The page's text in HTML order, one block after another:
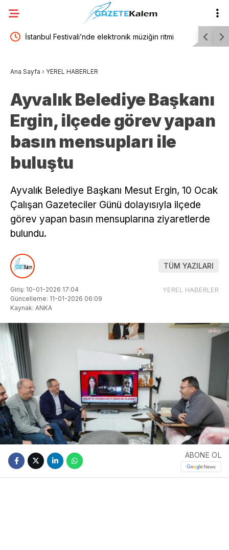
İstanbul Festivali’nde elektronik müziğin ritmi TBMM
Ana Sayfa › YEREL HABERLER
Ayvalık Belediye Başkanı
Ergin, ilçede görev yapan
basın mensupları ile
buluştu
Ayvalık Belediye Başkanı Mesut Ergin, 10 Ocak
Çalışan Gazeteciler Günü dolayısıyla ilçede
görev yapan basın mensuplarına ziyaretlerde
bulundu.
TÜM YAZILARI
Giriş: 10-01-2026 17:04
Güncelleme: 11-01-2026 06:09
Kaynak: ANKA
YEREL HABERLER
ABONE OL